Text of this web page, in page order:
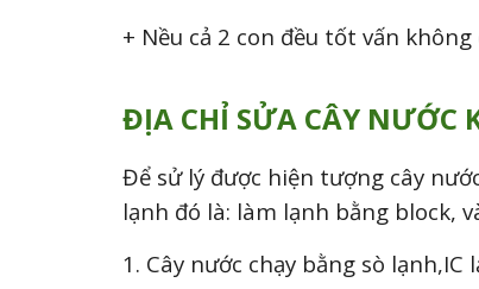
+ Nều cả 2 con đều tốt vấn
ĐỊA CHỈ SỬA CÂY NƯỚC
Để sử lý được hiện tượng cây
lạnh đó là: làm lạnh bằng block,
1. Cây nước chạy bằng sò lạnh,IC